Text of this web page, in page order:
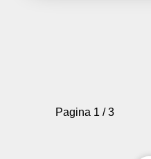
Pagina 1 / 3